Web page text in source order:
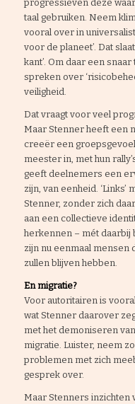
progressieven deze
taal gebruiken. Neem
vooral over in
voor de planeet’. Dat
kant’. Om daar een
spreken over
veiligheid.
Dat vraagt voor veel
Maar Stenner heeft een
creeër een
meester in, met hun
geeft deelnemers een
zijn, van eenheid.
Stenner, zonder zich
aan een collectieve
herkennen – mét daarbij
zijn nu eenmaal mensen
zullen blijven hebben.
En migratie?
Voor autoritairen is
wat Stenner daarover
met het demoniseren
migratie. Luister, neem
problemen met zich
gesprek over.
Maar Stenners inzichten